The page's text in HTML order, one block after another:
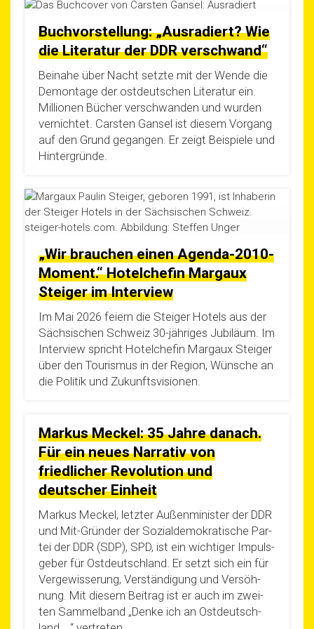
Buchvorstellung: „Ausradiert? Wie
die Literatur der DDR verschwand“
Bei­na­he über Nacht setz­te mit der Wen­de die
Demon­ta­ge der ost­deut­schen Lite­ra­tur ein.
Mil­lio­nen Bücher ver­schwan­den und wur­den
ver­nich­tet. Cars­ten Gan­sel ist die­sem Vor­gang
auf den Grund gegan­gen. Er zeigt Bei­spie­le und
Hintergründe.
„Wir brauchen einen Agenda-2010-
Moment.“ Hotelchefin Margaux
Steiger im Interview
Im Mai 2026 fei­ern die Stei­ger Hotels aus der
Säch­si­schen Schweiz 30-jäh­ri­­ges Jubi­lä­um. Im
Inter­view spricht Hotel­che­fin Mar­gaux Stei­ger
über den Tou­ris­mus in der Regi­on, Wün­sche an
die Poli­tik und Zukunftsvisionen.
Markus Meckel: 35 Jahre danach.
Für ein neues Narrativ von
friedlicher Revolution und
deutscher Einheit
Mar­kus Meckel, letz­ter Außen­mi­nis­ter der DDR
und Mit-Grün­­der der Sozi­al­de­mo­kra­ti­sche Par­
tei der DDR (SDP), SPD, ist ein wich­ti­ger Impuls­
ge­ber für Ost­deutsch­land. Er setzt sich ein für
Ver­ge­wis­se­rung, Ver­stän­di­gung und Ver­söh­
nung. Mit die­sem Bei­trag ist er auch im zwei­
ten Sam­mel­band „Den­ke ich an Ost­deutsch­